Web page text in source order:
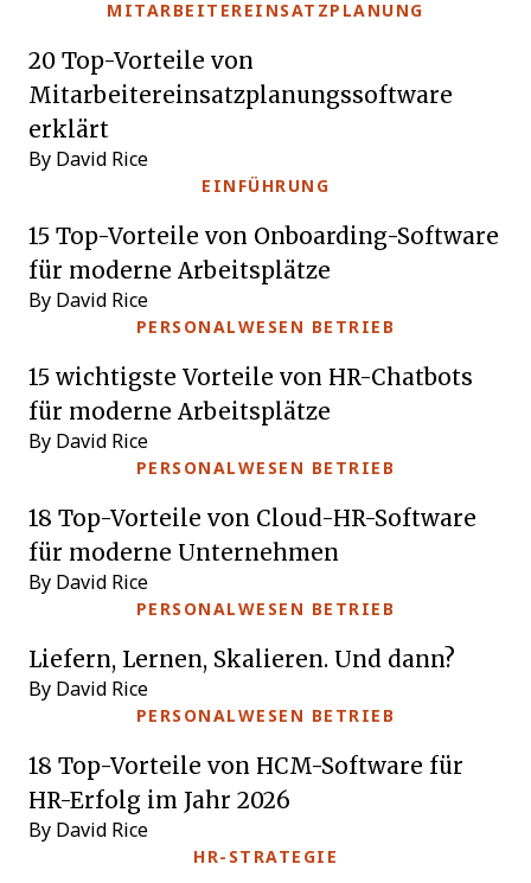
MITARBEITEREINSATZPLANUNG
20 Top-Vorteile von
Mitarbeitereinsatzplanungssoftware
erklärt
By David Rice
EINFÜHRUNG
15 Top-Vorteile von Onboarding-Software
für moderne Arbeitsplätze
By David Rice
PERSONALWESEN BETRIEB
15 wichtigste Vorteile von HR-Chatbots
für moderne Arbeitsplätze
By David Rice
PERSONALWESEN BETRIEB
18 Top-Vorteile von Cloud-HR-Software
für moderne Unternehmen
By David Rice
PERSONALWESEN BETRIEB
Liefern, Lernen, Skalieren. Und dann?
By David Rice
PERSONALWESEN BETRIEB
18 Top-Vorteile von HCM-Software für
HR-Erfolg im Jahr 2026
By David Rice
HR-STRATEGIE